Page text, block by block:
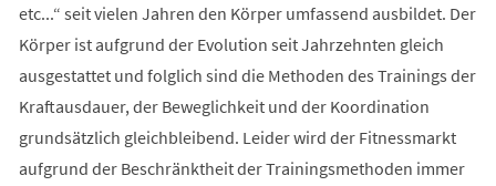
etc...“ seit vielen Jahren den Körper umfassend ausbildet. Der
Körper ist aufgrund der Evolution seit Jahrzehnten gleich
ausgestattet und folglich sind die Methoden des Trainings der
Kraftausdauer, der Beweglichkeit und der Koordination
grundsätzlich gleichbleibend. Leider wird der Fitnessmarkt
aufgrund der Beschränktheit der Trainingsmethoden immer